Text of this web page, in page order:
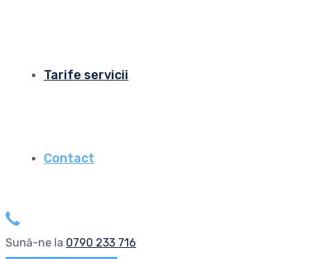
Tarife servicii
Contact
Sună-ne la 0790 233 716